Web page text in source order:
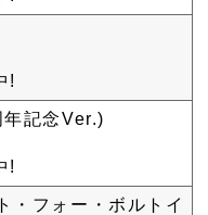
!
記念Ver.)
!
・フォー・ボルトイ